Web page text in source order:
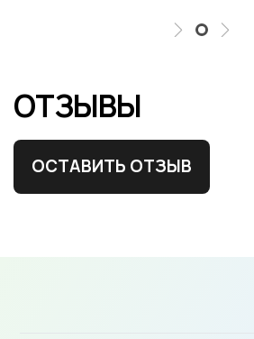
ОТЗЫВЫ
ОСТАВИТЬ ОТЗЫВ